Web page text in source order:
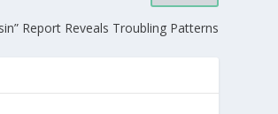
Report Reveals Troubling Patterns